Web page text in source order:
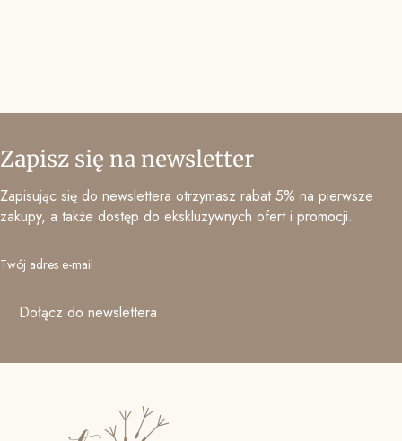
Zapisz się na newsletter
Zapisując się do newslettera otrzymasz rabat 5% na pierwsze
zakupy, a także dostęp do ekskluzywnych ofert i promocji.
Twój adres e-mail
Dołącz do newslettera